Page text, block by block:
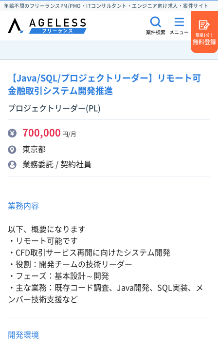
年齢不問のフリーランスPM/PMO・ITコンサルタント・エンジニア向け求人・案件サイト
案件検索 メニュー
簡単1分！
無料登録
【Java/SQL/プロジェクトリーダー】リモート可
金融取引システム開発推進
プロジェクトリーダー(PL)
700,000 円/月
東京都
業務委託 / 契約社員
業務内容
以下、概要になります
・リモート可能です
・CFD取引サービス再開に向けたシステム開発
・役割：開発チームの技術リーダー
・フェーズ：基本設計～開発
・主な業務：既存コード調査、Java開発、SQL実装、メ
ンバー技術支援など
開発環境